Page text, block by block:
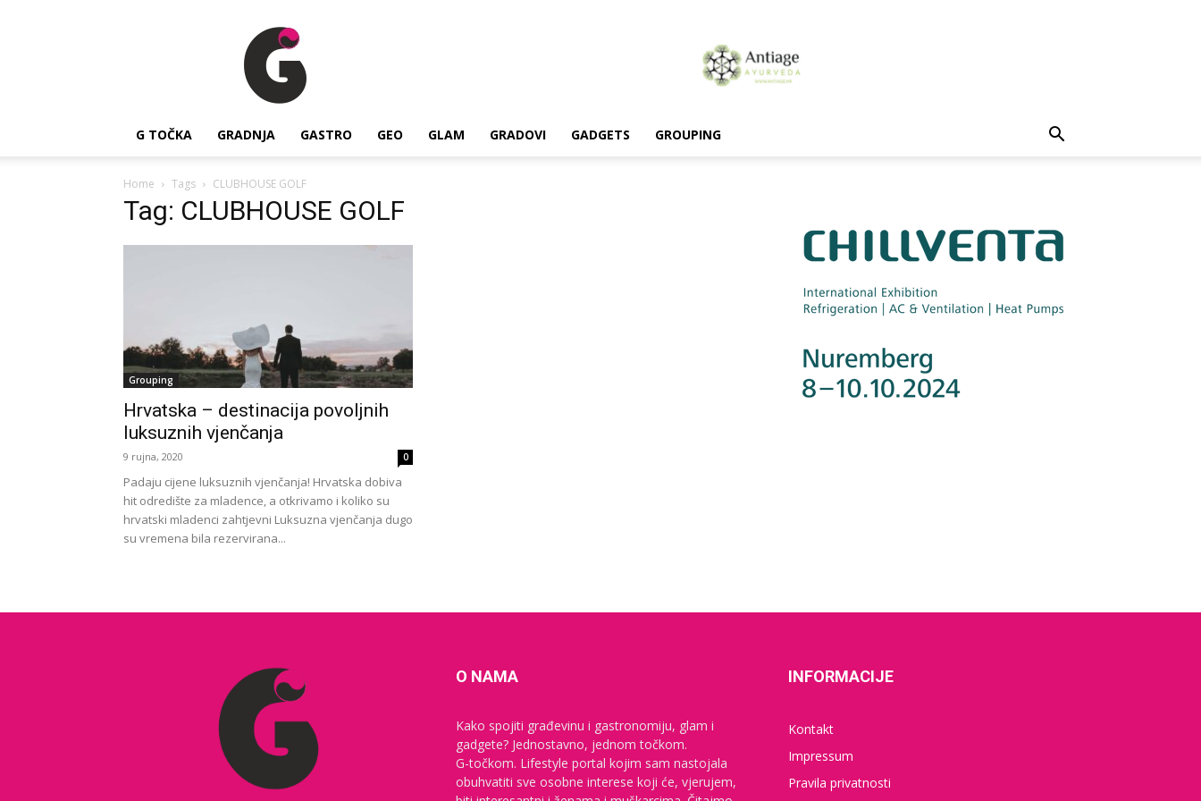
G
Točka
G TOČKA GRADNJA GASTRO GEO GLAM GRADOVI GADGETS GROUPING
Home Tags CLUBHOUSE GOLF
Tag: CLUBHOUSE GOLF
Grouping
Hrvatska – destinacija povoljnih
luksuznih vjenčanja
9 rujna, 2020 0
Padaju cijene luksuznih vjenčanja! Hrvatska dobiva
hit odredište za mladence, a otkrivamo i koliko su
hrvatski mladenci zahtjevni Luksuzna vjenčanja dugo
su vremena bila rezervirana...
O NAMA
Kako spojiti građevinu i gastronomiju, glam i
gadgete? Jednostavno, jednom točkom.
G-točkom. Lifestyle portal kojim sam nastojala
obuhvatiti sve osobne interese koji će, vjerujem,
INFORMACIJE
Kontakt
Impressum
Pravila privatnosti